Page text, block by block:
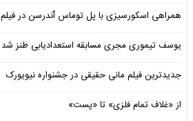
همراهی اسکورسیزی با پل توماس ٱندرسن در
یوسف تیموری مجری مسابقه استعدادیابی طنز شد
جدیدترین فیلم مانی حقیقی در جشنواره نیویورک
از «غلاف تمام فلزی» تا «پست»